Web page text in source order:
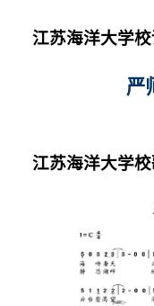
江苏海洋大学校
严
江苏海洋大学校